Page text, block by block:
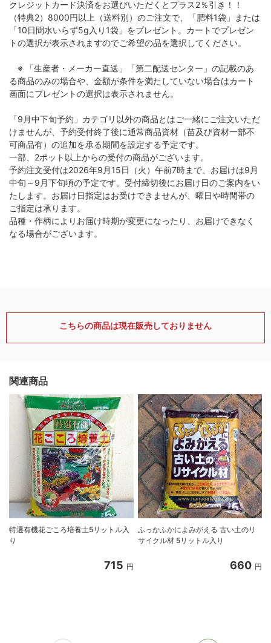
クレジットカード決済をお選びいただくとプラス2％引き！！
（特典2）8000円以上（送料別）のご注文で、「肥料1袋」または
「10日間水いらず5g入り1袋」をプレゼント。カートでプレゼン
トの選択が表示されますのでご希望の品を選択してください。
※ 「生産者・メーカー直送」「第二配送センター」の記載のあ
る商品のみの場合や、金額が条件を満たしていない場合はカート
画面にプレゼントの選択は表示されません。
「9月中下旬予約」カテゴリ以外の商品とはご一緒にご注文いただ
けませんが、予約受付終了後に通常商品資材（苗及び資材一部不
可商品有）の追加を承る期間を設定する予定です。
一部、2ポット以上からの受付の商品がございます。
予約注文受付は2026年9月15日（火）午前7時まで、お届けは9月
中旬～9月下旬頃の予定です。受付締切後にお届け日のご案内をい
たします。お届け日指定はお受けできませんが、曜日や時間帯の
ご指定は承ります。
品種・作柄によりお届け時期が変更になったり、お届けできなく
なる場合がございます。
こちらの商品は現在販売しておりません
関連商品
特選有機花ごころ培養土5リットル入
り
715 円
ふっかふかによみがえる 古い土のリ
サイクル材 5リットル入り
660 円